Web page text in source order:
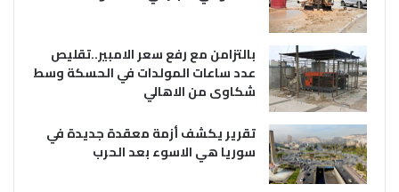
بالتزامن مع رفع سعر الامبير..تقليص
عدد ساعات المولدات في الحسكة وسط
شكاوى من الاهالي
تقرير يكشف أزمة معقدة جديدة في
سوريا هي الاسوء بعد الحرب